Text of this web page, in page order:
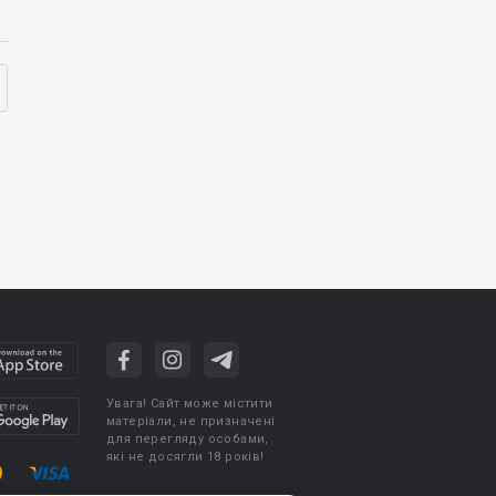
Увага! Сайт може містити
матеріали, не призначені
для перегляду особами,
які не досягли 18 років!